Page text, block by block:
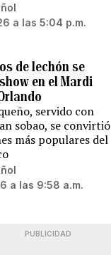
a las 5:04 p.m.
de lechón se
en el Mardi
servido con
sobao, se convirtió
más populares del
a las 9:58 a.m.
PUBLICIDAD